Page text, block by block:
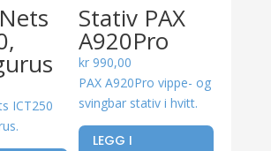
ICT250
Stativ PAX
A920Pro
kr 990,00
PAX A920Pro vippe- og
svingbar stativ i hvitt.
LEGG I